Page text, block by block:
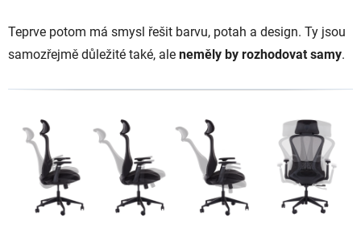
Teprve potom má smysl řešit barvu, potah a design. Ty jsou
samozřejmě důležité také, ale neměly by rozhodovat samy.